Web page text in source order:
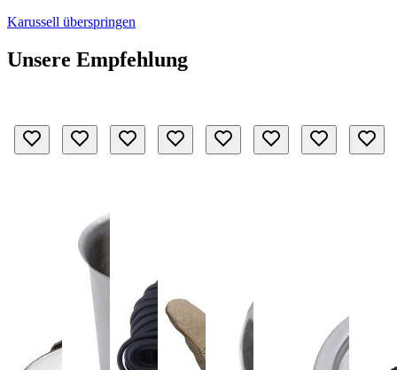
Karussell überspringen
Unsere Empfehlung